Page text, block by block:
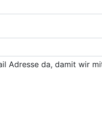
Adresse da, damit wir